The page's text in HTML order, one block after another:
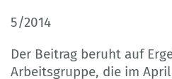
5/2014
Der Beitrag beruht auf
Arbeitsgruppe, die im April